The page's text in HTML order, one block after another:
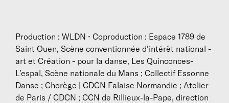
Production : WLDN • Coproduction : Espace 1789 de
Saint Ouen, Scène conventionnée d'intérêt national -
art et Création - pour la danse, Les Quinconces-
L’espal, Scène nationale du Mans ; Collectif Essonne
Danse ; Chorège | CDCN Falaise Normandie ; Atelier
de Paris / CDCN ; CCN de Rillieux-la-Pape, direction